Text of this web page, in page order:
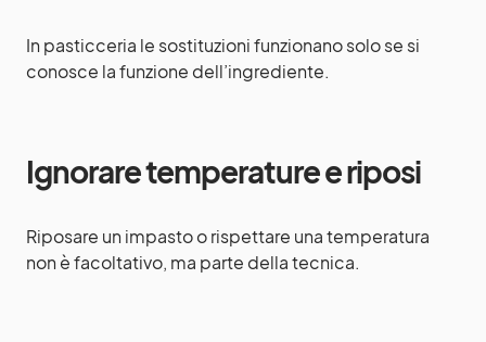
In pasticceria le sostituzioni funzionano solo se si
conosce la funzione dell’ingrediente.
Ignorare temperature e riposi
Riposare un impasto o rispettare una temperatura
non è facoltativo, ma parte della tecnica.